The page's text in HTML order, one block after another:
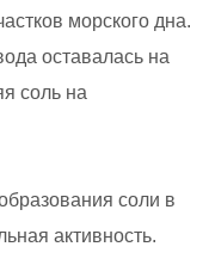
морского дна.
оставалась на
соль на
соли в
активность.